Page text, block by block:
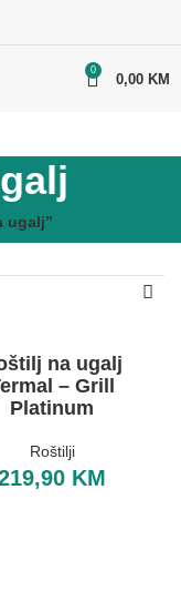
0
0,00 KM
ugalj”
na ugalj
– Grill
Platinum
Roštilji
KM